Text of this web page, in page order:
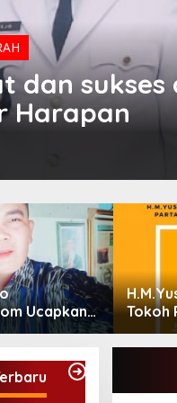
dan
Harapan
Ucapkan
Kepada
Tokoh